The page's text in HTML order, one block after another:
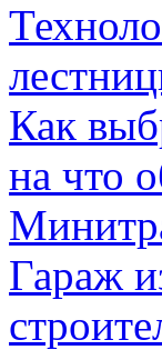
Как
на что
Гараж